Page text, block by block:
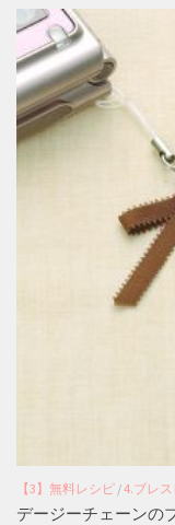
【3】無料レシピ /4.ブレス
デージーチェーンの